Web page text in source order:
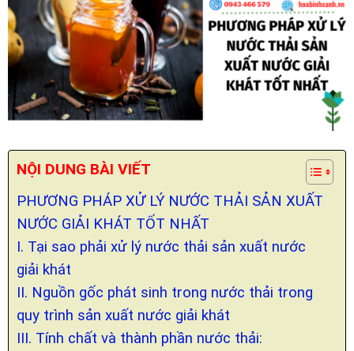
NỘI DUNG BÀI VIẾT
PHƯƠNG PHÁP XỬ LÝ NƯỚC THẢI SẢN XUẤT
NƯỚC GIẢI KHÁT TỐT NHẤT
I. Tại sao phải xử lý nước thải sản xuất nước
giải khát
II. Nguồn gốc phát sinh trong nước thải trong
quy trình sản xuất nước giải khát
III. Tính chất và thành phần nước thải: